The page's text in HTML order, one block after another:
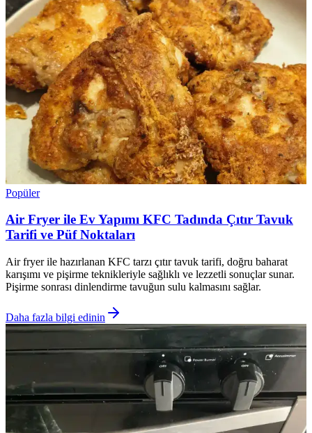
Popüler
Air Fryer ile Ev Yapımı KFC Tadında Çıtır Tavuk
Tarifi ve Püf Noktaları
Air fryer ile hazırlanan KFC tarzı çıtır tavuk tarifi, doğru baharat
karışımı ve pişirme teknikleriyle sağlıklı ve lezzetli sonuçlar sunar.
Pişirme sonrası dinlendirme tavuğun sulu kalmasını sağlar.
Daha fazla bilgi edinin